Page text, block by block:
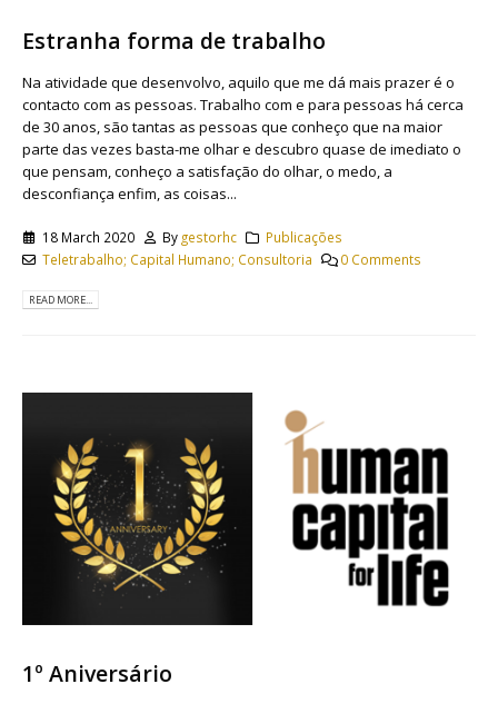
Estranha forma de trabalho
Na atividade que desenvolvo, aquilo que me dá mais prazer é o
contacto com as pessoas. Trabalho com e para pessoas há cerca
de 30 anos, são tantas as pessoas que conheço que na maior
parte das vezes basta-me olhar e descubro quase de imediato o
que pensam, conheço a satisfação do olhar, o medo, a
desconfiança enfim, as coisas...
18 March 2020 By gestorhc
Publicações
Teletrabalho; Capital Humano; Consultoria
0 Comments
READ MORE...
1º Aniversário